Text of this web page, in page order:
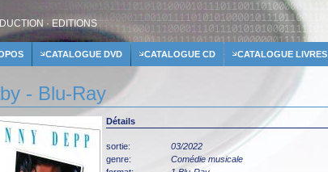
· EDITIONS
CATALOGUE DVD CATALOGUE CD CATALOGUE LIVRES
- Blu-Ray
Détails
sortie:
03/2022
genre:
Comédie musicale